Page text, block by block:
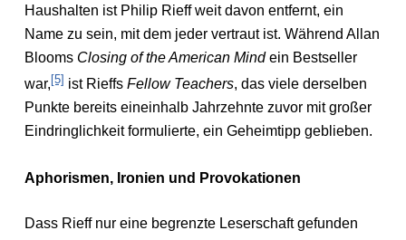
Haushalten ist Philip Rieff weit davon entfernt, ein
Name zu sein, mit dem jeder vertraut ist. Während Allan
Blooms Closing of the American Mindein Bestseller
war, [5] ist Rieffs Fellow Teachers, das viele derselben
Punkte bereits eineinhalb Jahrzehnte zuvor mit großer
Eindringlichkeit formulierte, ein Geheimtipp geblieben.
Aphorismen, Ironien und Provokationen
Dass Rieff nur eine begrenzte Leserschaft gefunden